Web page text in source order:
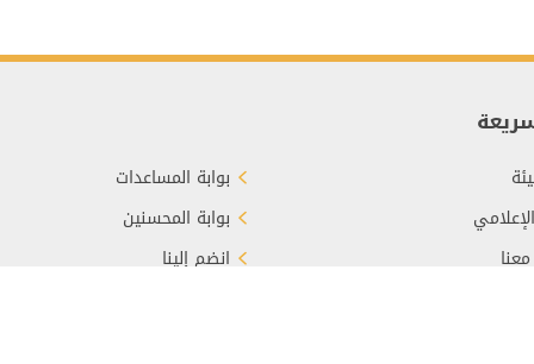
بوابة المساعدات
بوابة المحسنين
انضم إلينا